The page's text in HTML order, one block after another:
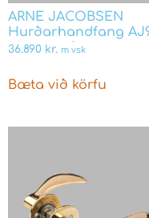
ARNE JACOBSEN
Hurðarhandfang
Messing Snap on
36.890 kr. m vsk
Bæta við körfu